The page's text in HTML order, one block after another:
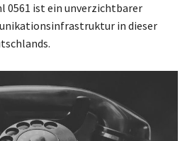
0561 ist ein unverzichtbarer
in dieser